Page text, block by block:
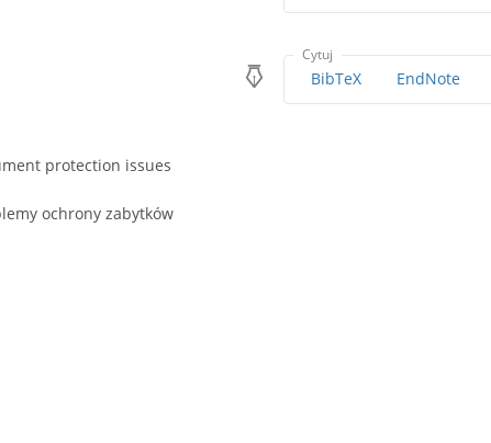
Cytuj
BibTeX EndNote
protection issues
ochrony zabytków